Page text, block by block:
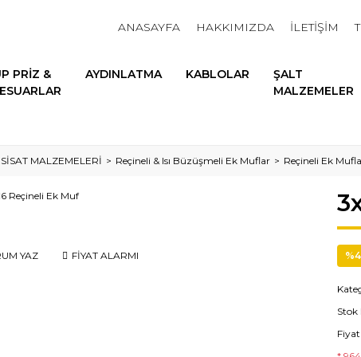
ANASAYFA HAKKIMIZDA İLETİŞİM
PRİZ &
AYDINLATMA KABLOLAR
ŞALT
MALZEMELER
MALZEMELERİ Reçineli & Isı Büzüşmeli Ek Muflar Reçineli Ek
YAZ FİYAT ALARMI
Stok
Fiyat